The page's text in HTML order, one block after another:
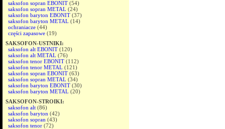
saksofon sopran EBONIT (54)
saksofon sopran METAL (24)
saksofon baryton EBONIT (37)
saksofon baryton METAL (14)
ochraniacze (44)
części zapasowe (19)
SAKSOFON-USTNIKI:
saksofon alt EBONIT (120)
saksofon alt METAL (76)
saksofon tenor EBONIT (112)
saksofon tenor METAL (121)
saksofon sopran EBONIT (63)
saksofon sopran METAL (34)
saksofon baryton EBONIT (30)
saksofon baryton METAL (20)
SAKSOFON-STROIKI:
saksofon alt (86)
saksofon baryton (42)
saksofon sopran (43)
saksofon tenor (72)